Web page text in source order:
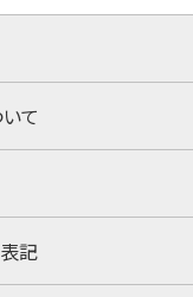
て
記